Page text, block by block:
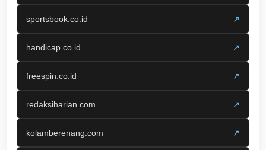
sportsbook.co.id ↗
handicap.co.id ↗
freespin.co.id ↗
redaksiharian.com ↗
kolamberenang.com ↗